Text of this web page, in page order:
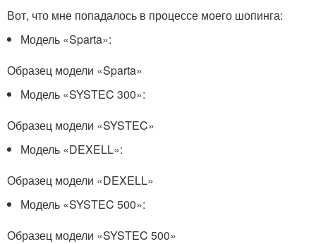
Вот, что мне попадалось в процессе моего шопинга:
Модель «Sparta»:
Образец модели «Sparta»
Модель «SYSTEC 300»:
Образец модели «SYSTEC»
Модель «DEXELL»:
Образец модели «DEXELL»
Модель «SYSTEC 500»:
Образец модели «SYSTEC 500»